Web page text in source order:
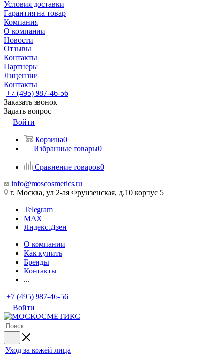
Условия доставки
Гарантия на товар
Компания
О компании
Новости
Отзывы
Контакты
Партнеры
Лицензии
Контакты
+7 (495) 987-46-56
Заказать звонок
Задать вопрос
Войти
Корзина0
Избранные товары0
Сравнение товаров0
info@moscosmetics.ru
г. Москва, ул 2-ая Фрунзенская, д.10 корпус 5
Telegram
MAX
Яндекс.Дзен
О компании
Как купить
Бренды
Контакты
...
+7 (495) 987-46-56
Войти
Уход за кожей лица